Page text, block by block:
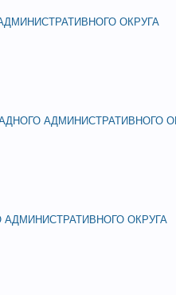
ОКРУГА
АДМИНИСТРАТИВНОГО
ОКРУГА